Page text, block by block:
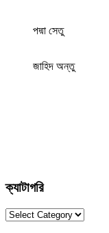
পদ্মা সেতু
জাহিদ অন্তু
ক্যাটাগরি
ক্যাটাগরি